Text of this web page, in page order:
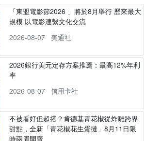
「東盟電影節2026 」將於8月舉行 歷來最大
規模 以電影連繫文化交流
2026-08-07
美通社
2026銀行美元定存方案推薦：最高12%年利
率
2026-08-07
信用卡社
不被看好但超搭？肯德基青花椒從炸雞跨界
甜點，全新「青花椒花生蛋撻」8月11日限
時兩周開賣